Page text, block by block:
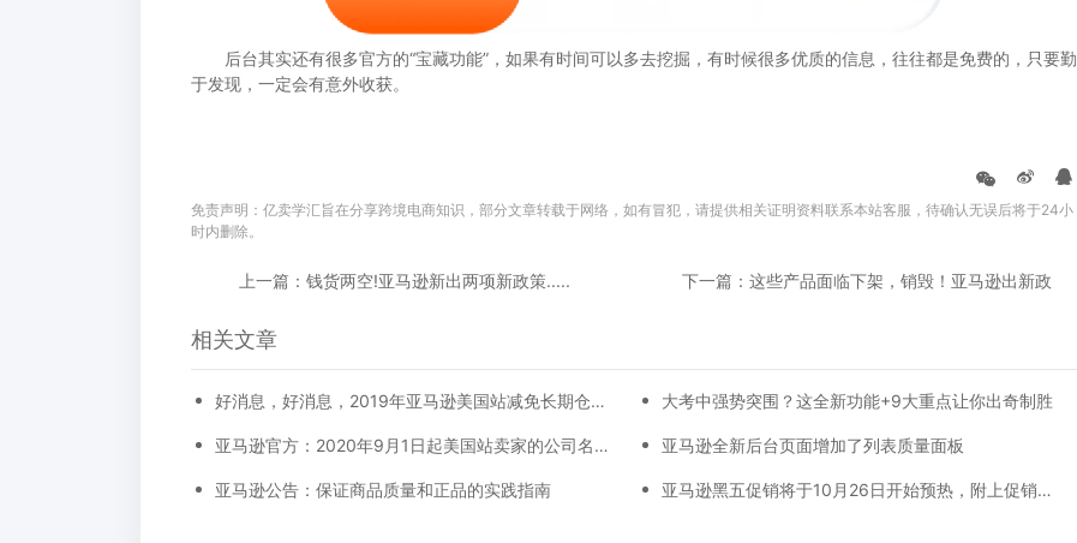
后台其实还有很多官方的“宝藏功能”，如果有时间可以多去挖掘，有时候很多优质的信息，往往都是免费的，只要勤
于发现，一定会有意外收获。
免责声明：亿卖学汇旨在分享跨境电商知识，部分文章转载于网络，如有冒犯，请提供相关证明资料联系本站客服，待确认无误后将于24小
时内删除。
上一篇：钱货两空!亚马逊新出两项新政策..... 下一篇：这些产品面临下架，销毁！亚马逊出新政
相关文章
好消息，好消息，2019年亚马逊美国站减免长期仓储费。下调销售佣金！
亚马逊官方：2020年9月1日起美国站卖家的公司名称和地址要显示在卖家资料页面
亚马逊公告：保证商品质量和正品的实践指南
大考中强势突围？这全新功能+9大重点让你出奇制胜
亚马逊全新后台页面增加了列表质量面板
亚马逊黑五促销将于10月26日开始预热，附上促销提交​截止时间表！